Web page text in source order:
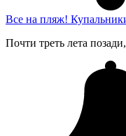
Все на пляж!
Почти треть лета